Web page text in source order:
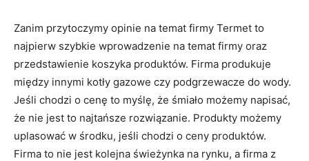
Zanim przytoczymy opinie na temat firmy Termet to
najpierw szybkie wprowadzenie na temat firmy oraz
przedstawienie koszyka produktów. Firma produkuje
między innymi kotły gazowe czy podgrzewacze do wody.
Jeśli chodzi o cenę to myślę, że śmiało możemy napisać,
że nie jest to najtańsze rozwiązanie. Produkty możemy
uplasować w środku, jeśli chodzi o ceny produktów.
Firma to nie jest kolejna świeżynka na rynku, a firma z